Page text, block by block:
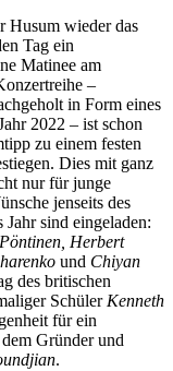
Husum wieder das
Tag ein
Matinee am
–
in Form eines
2022 – ist schon
zu einem festen
Dies mit ganz
nur für junge
jenseits des
sind eingeladen:
Herbert
und Chiyan
des britischen
Schüler Kenneth
für ein
Gründer und
.